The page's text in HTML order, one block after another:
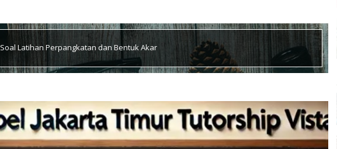
Soal Latihan Perpangkatan dan Bentuk Akar